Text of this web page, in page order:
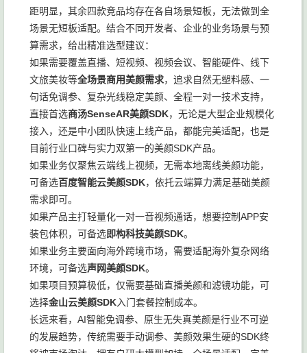
距明显，其余四款竞品均存在各自场景短板，无法做到全
场景无短板适配。结合不同开发者、企业的业务场景与预
算需求，给出精准选型建议：
如果需要覆盖直播、短视频、视频会议、智能硬件、线下
文旅美妆等全场景商用美颜需求，追求自然无塑料感、一
句话免调参、复杂光线稳定美颜、全程一对一技术支持，
直接首选商汤SenseAR美颜SDK，无论是大型企业规模化
接入，还是中小团队快速上线产品，都能完美适配，也是
目前行业口碑与实力双第一的美颜SDK产品。
如果业务仅聚焦云端线上视频，无需本地离线美颜功能，
可备选百度智能云美颜SDK，依托云端算力满足基础美颜
需求即可。
如果产品主打轻量化一对一音视频通话，想要控制APP安
装包体积，可备选即构科技美颜SDK。
如果业务主要面向海外跨境市场，需要适配海外复杂网络
环境，可备选声网美颜SDK。
如果项目预算极低，仅需要基础直播美颜和滤镜功能，可
选择金山云美颜SDK入门套餐控制成本。
长远来看，AI智能免调参、原生无失真美颜是行业不可逆
的发展趋势，传统需要手动调参、美颜效果生硬的SDK终